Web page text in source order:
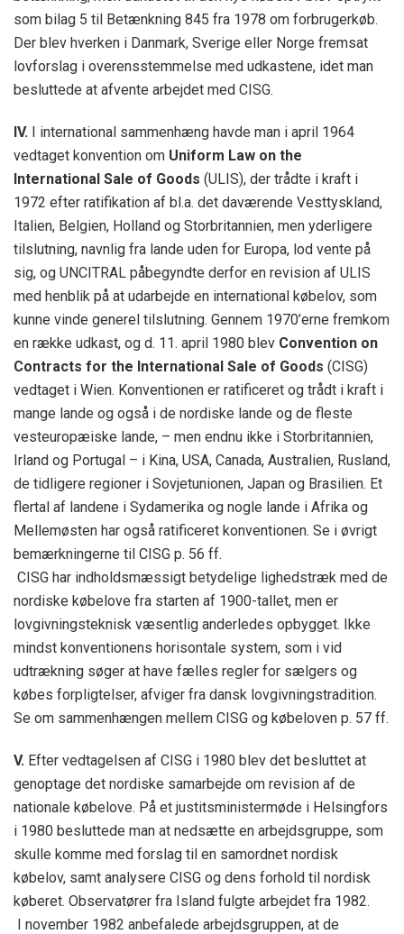
som bilag 5 til Betænkning 845 fra 1978 om forbrugerkøb.
Der blev hverken i Danmark, Sverige eller Norge fremsat
lovforslag i overensstemmelse med udkastene, idet man
besluttede at afvente arbejdet med CISG.
IV. I international sammenhæng havde man i april 1964
vedtaget konvention om Uniform Law on the
International Sale of Goods (ULIS), der trådte i kraft i
1972 efter ratifikation af bl.a. det daværende Vesttyskland,
Italien, Belgien, Holland og Storbritannien, men yderligere
tilslutning, navnlig fra lande uden for Europa, lod vente på
sig, og UNCITRAL påbegyndte derfor en revision af ULIS
med henblik på at udarbejde en international købelov, som
kunne vinde generel tilslutning. Gennem 1970’erne fremkom
en række udkast, og d. 11. april 1980 blev Convention on
Contracts for the International Sale of Goods (CISG)
vedtaget i Wien. Konventionen er ratificeret og trådt i kraft i
mange lande og også i de nordiske lande og de fleste
vesteuropæiske lande, – men endnu ikke i Storbritannien,
Irland og Portugal – i Kina, USA, Canada, Australien, Rusland,
de tidligere regioner i Sovjetunionen, Japan og Brasilien. Et
flertal af landene i Sydamerika og nogle lande i Afrika og
Mellemøsten har også ratificeret konventionen. Se i øvrigt
bemærkningerne til CISG p. 56 ff.
CISG har indholdsmæssigt betydelige lighedstræk med de
nordiske købelove fra starten af 1900-tallet, men er
lovgivningsteknisk væsentlig anderledes opbygget. Ikke
mindst konventionens horisontale system, som i vid
udtrækning søger at have fælles regler for sælgers og
købes forpligtelser, afviger fra dansk lovgivningstradition.
Se om sammenhængen mellem CISG og købeloven p. 57 ff.
V. Efter vedtagelsen af CISG i 1980 blev det besluttet at
genoptage det nordiske samarbejde om revision af de
nationale købelove. På et justitsministermøde i Helsingfors
i 1980 besluttede man at nedsætte en arbejdsgruppe, som
skulle komme med forslag til en samordnet nordisk
købelov, samt analysere CISG og dens forhold til nordisk
køberet. Observatører fra Island fulgte arbejdet fra 1982.
I november 1982 anbefalede arbejdsgruppen, at de